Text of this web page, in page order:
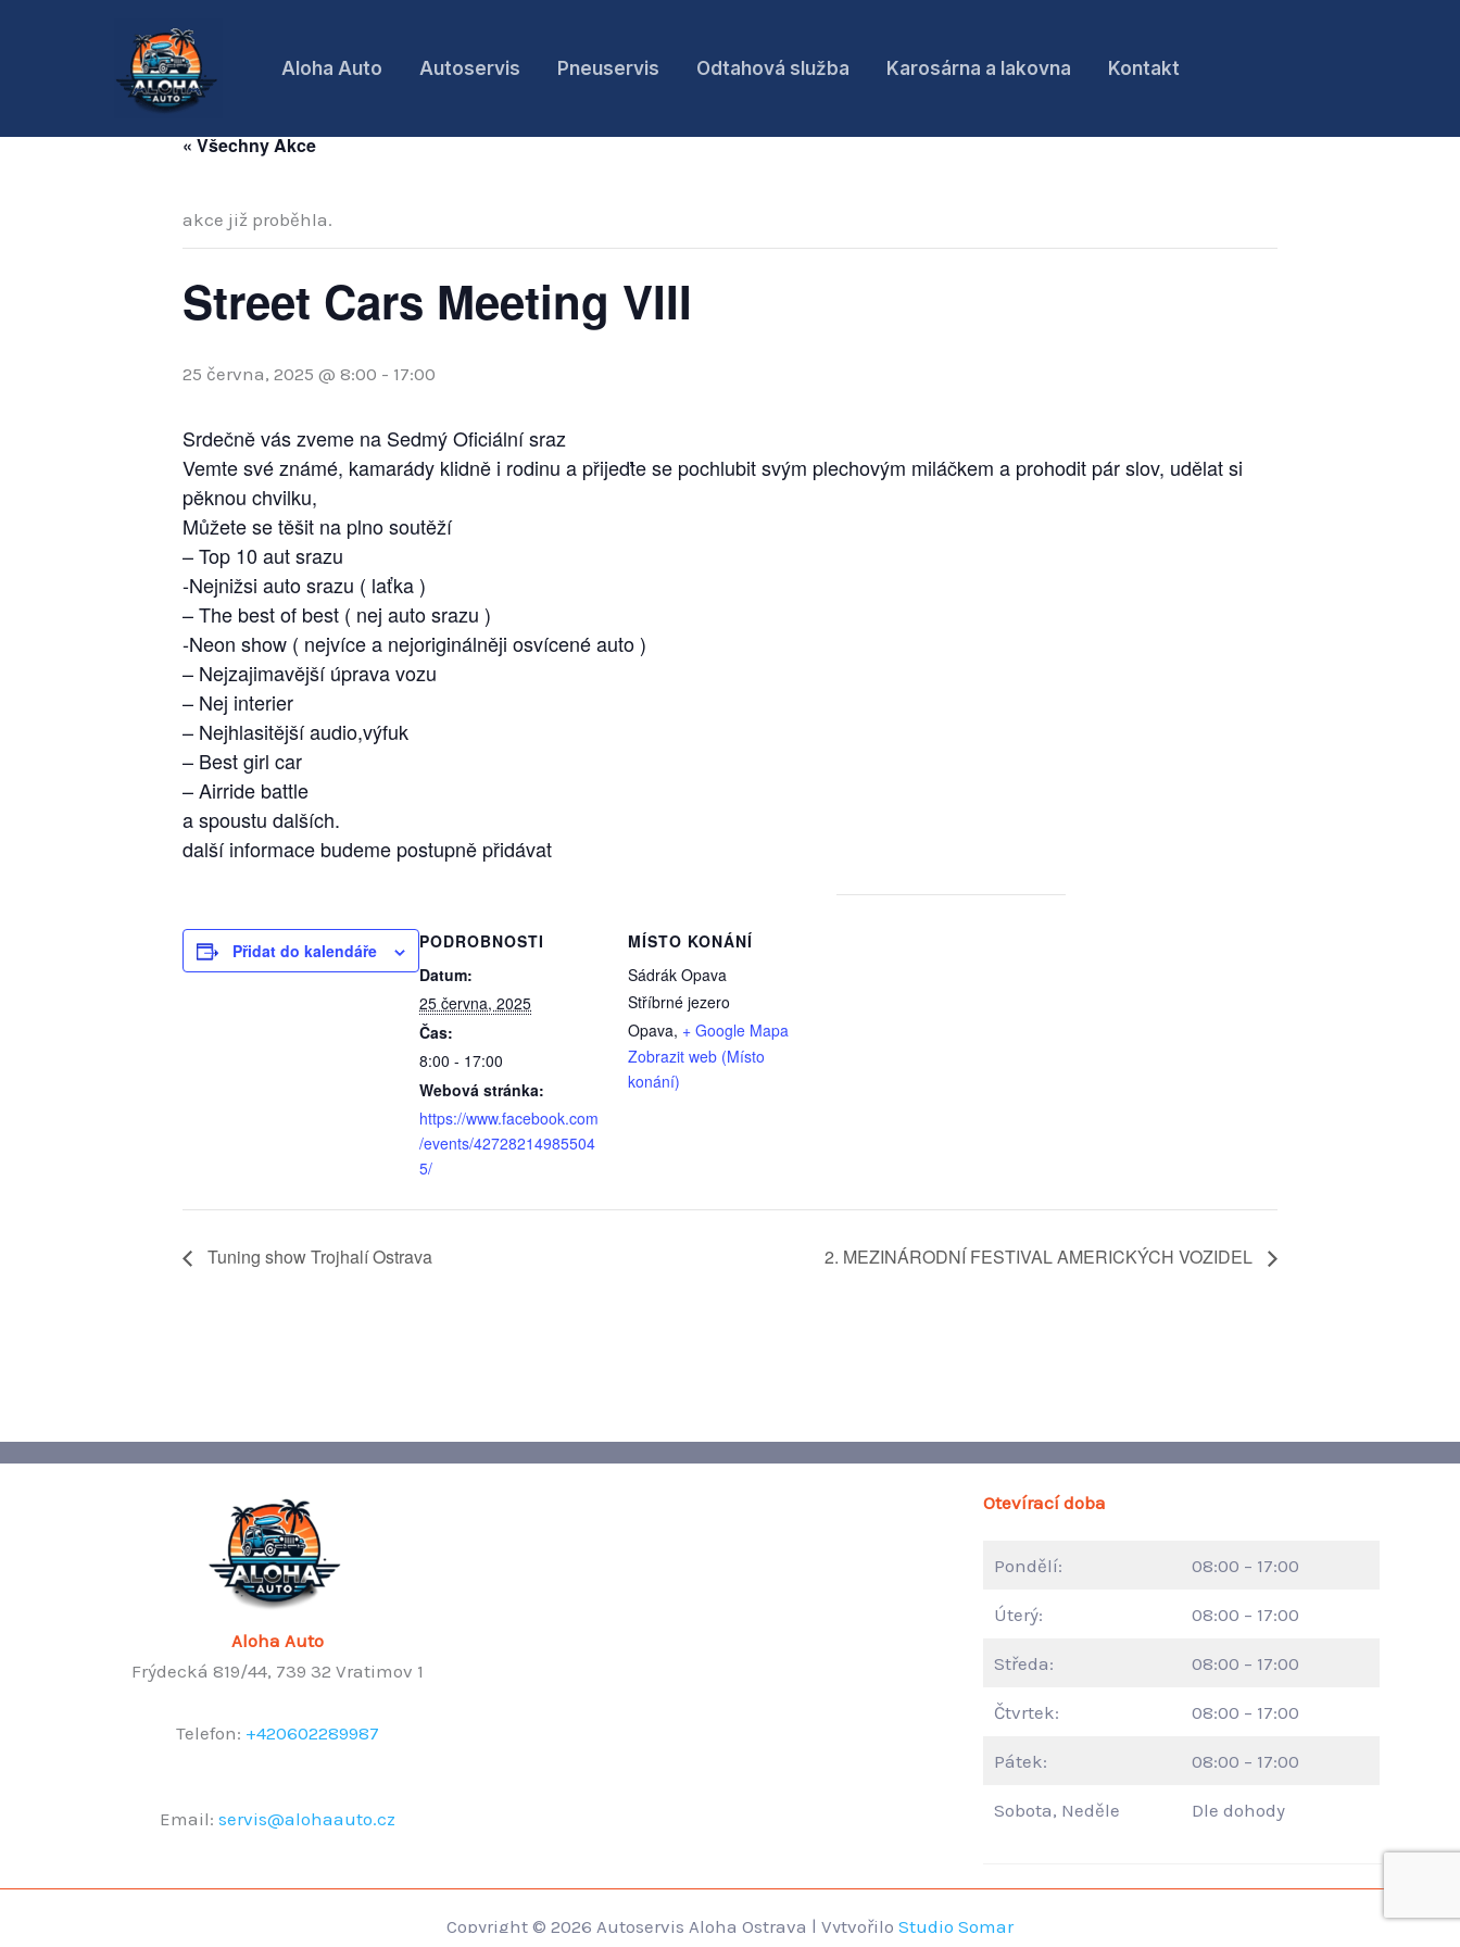
Aloha Auto Autoservis Pneuservis Odtahová služba Karosárna a lakovna Kontakt
« Všechny Akce
akce již proběhla.
Street Cars Meeting VIII
25 června, 2025 @ 8:00 - 17:00
Srdečně vás zveme na Sedmý Oficiální sraz
Vemte své známé, kamarády klidně i rodinu a přijeďte se pochlubit svým plechovým miláčkem a prohodit pár slov, udělat si
pěknou chvilku,
Můžete se těšit na plno soutěží
– Top 10 aut srazu
-Nejnižsi auto srazu ( laťka )
– The best of best ( nej auto srazu )
-Neon show ( nejvíce a nejoriginálněji osvícené auto )
– Nejzajimavější úprava vozu
– Nej interier
– Nejhlasitější audio,výfuk
– Best girl car
– Airride battle
a spoustu dalších.
další informace budeme postupně přidávat
Přidat do kalendáře
PODROBNOSTI
Datum:
25 června, 2025
Čas:
8:00 - 17:00
Webová stránka:
https://www.facebook.com
/events/42728214985504
5/
MÍSTO KONÁNÍ
Sádrák Opava
Stříbrné jezero
Opava, + Google Mapa
Zobrazit web (Místo
konání)
Tuning show Trojhalí Ostrava 2. MEZINÁRODNÍ FESTIVAL AMERICKÝCH VOZIDEL
Aloha Auto
Frýdecká 819/44, 739 32 Vratimov 1
Telefon: +420602289987
Email: servis@alohaauto.cz
Otevírací doba
Pondělí: 08:00 – 17:00
Úterý: 08:00 – 17:00
Středa: 08:00 – 17:00
Čtvrtek: 08:00 – 17:00
Pátek: 08:00 – 17:00
Sobota, Neděle Dle dohody
Copyright © 2026 Autoservis Aloha Ostrava | Vytvořilo Studio Somar